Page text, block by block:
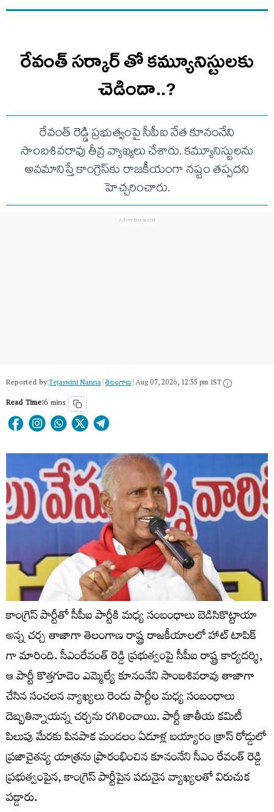
రేవంత్ సర్కార్ తో కమ్యూనిస్టులకు
చెడిందా..?
రేవంత్ రెడ్డి ప్రభుత్వంపై సీపీఐ నేత కూనంనేని
సాంబశివరావు తీవ్ర వ్యాఖ్యలు చేశారు. కమ్యూనిస్టులను
అవమానిస్తే కాంగ్రెస్‌కు రాజకీయంగా నష్టం తప్పదని
హెచ్చరించారు.
Reported by:Tejaswini Nanna|తెలంగాణ‌|Aug 07, 2026, 12:55 pm IST
Read Time:6 mins
కాంగ్రెస్ పార్టీతో సీపీఐ పార్టీకి మధ్య సంబంధాలు బెడిసికొట్టాయా
అన్న చర్చ తాజాగా తెలంగాణ రాష్ట్ర రాజకీయాలలో హాట్ టాపిక్
గా మారింది. సీఎంరేవంత్ రెడ్డి ప్ర‌భుత్వంపై సీపీఐ రాష్ట్ర కార్యదర్శి,
ఆ పార్టీ కొత్తగూడెం ఎమ్మెల్యే కూనంనేని సాంబశివరావు తాజాగా
చేసిన సంచ‌లన వ్యాఖ్యలు రెండు పార్టీల మధ్య సంబంధాలు
దెబ్బతిన్నాయన్న చర్చను రగిలించాయి. పార్టీ జాతీయ కమిటీ
పిలుపు మేరకు పినపాక మండలం ఏడూళ్ల బయ్యారం క్రాస్ రోడ్డులో
ప్రజాచైతన్య యాత్రను ప్రారంభించిన కూనంనేని సీఎం రేవంత్ రెడ్డి
ప్రభుత్వంపైన, కాంగ్రెస్ పార్టీపైన పదునైన వ్యాఖ్యలతో విరుచుక
పడ్డారు.